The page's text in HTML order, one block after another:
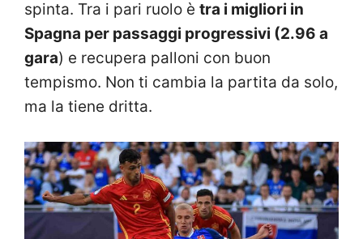
spinta. Tra i pari ruolo è tra i migliori in
Spagna per passaggi progressivi (2.96 a
gara) e recupera palloni con buon
tempismo. Non ti cambia la partita da solo,
ma la tiene dritta.